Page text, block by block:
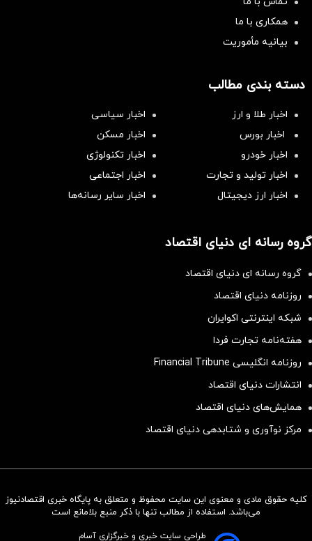
سرمایه‌گذاری همسنگ با شاخص
همکاری با ما
بیانیه مأموریت
دسته بندی مطالب
اخبار طلا و ارز
اخبار سیاسی
اخبار بورس
اخبار مسکن
اخبار خودرو
اخبار تکنولوژی
اخبار تولید و تجارت
اخبار اجتماعی
اخبار ارز دیجیتال
اخبار سایر رسانه‌‌ها
گروه رسانه ای دنیای اقتصاد
گروه رسانه ای دنیای اقتصاد
روزنامه دنیای اقتصاد
شبکه اینترنتی اکوایران
هفته‌نامه تجارت فردا
روزنامه انگلیسی Financial Tribune
انتشارات دنیای اقتصاد
همایش‌های دنیای اقتصاد
مرکز نوآوری و شتابدهی دنیای اقتصاد
کلیه حقوق مادی و معنوی این سایت محفوظ و متعلق به پایگاه خبری اقتصادنیوز
می‌باشد. استفاده از مطالب تنها با ذکر منبع بلامانع است
طراحی سایت خبری و خبرگزاری آسام